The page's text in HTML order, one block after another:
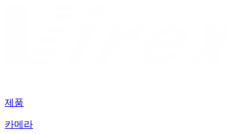
제품
카메라